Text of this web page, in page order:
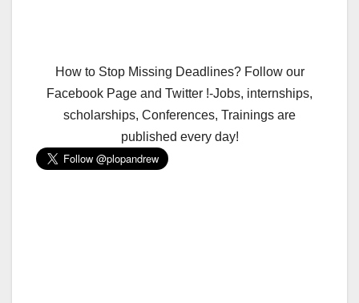
How to Stop Missing Deadlines? Follow our
Facebook Page and Twitter !-Jobs, internships,
scholarships, Conferences, Trainings are
published every day!